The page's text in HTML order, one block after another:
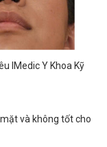
IMedic Y Khoa Kỹ
và không tốt cho